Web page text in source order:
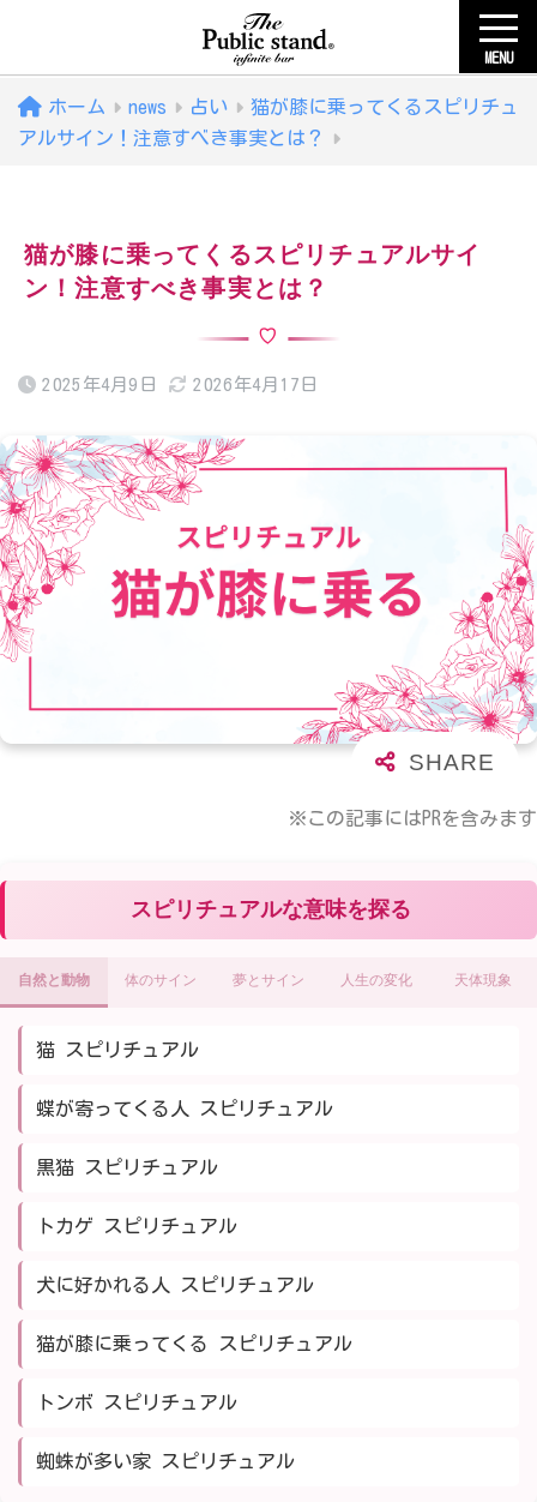
MENU
ホーム news 占い
猫が膝に乗ってくるスピリチュ
アルサイン！注意すべき事実とは？
猫が膝に乗ってくるスピリチュアルサイ
ン！注意すべき事実とは？
2025年4月9日 2026年4月17日
※この記事にはPRを含みます
スピリチュアルな意味を探る
自然と動物 体のサイン 夢とサイン 人生の変化 天体現象
猫 スピリチュアル
蝶が寄ってくる人 スピリチュアル
黒猫 スピリチュアル
トカゲ スピリチュアル
犬に好かれる人 スピリチュアル
猫が膝に乗ってくる スピリチュアル
トンボ スピリチュアル
蜘蛛が多い家 スピリチュアル